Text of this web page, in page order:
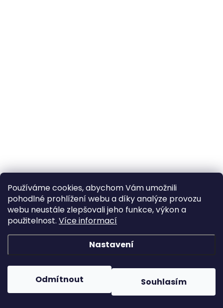
Používáme cookies, abychom Vám umožnili
pohodlné prohlížení webu a díky analýze provozu
webu neustále zlepšovali jeho funkce, výkon a
použitelnost. Více informací
Nastavení
Odmítnout Souhlasím